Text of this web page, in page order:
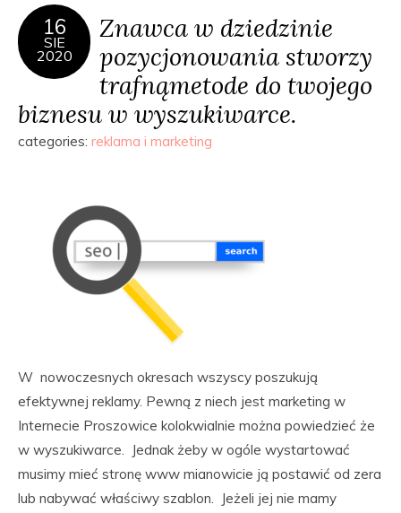
16
SIE
2020
Znawca w dziedzinie
pozycjonowania stworzy
trafnąmetode do twojego
biznesu w wyszukiwarce.
categories: reklama i marketing
W nowoczesnych okresach wszyscy poszukują
efektywnej reklamy. Pewną z niech jest marketing w
Internecie Proszowice kolokwialnie można powiedzieć że
w wyszukiwarce. Jednak żeby w ogóle wystartować
musimy mieć stronę www mianowicie ją postawić od zera
lub nabywać właściwy szablon. Jeżeli jej nie mamy